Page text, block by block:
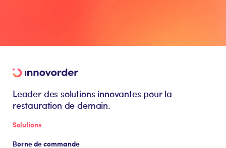
Leader des solutions innovantes pour la
restauration de demain.
Solutions
Borne de commande